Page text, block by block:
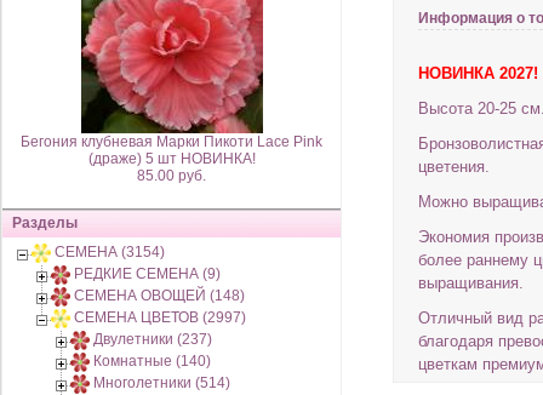
Бегония клубневая Марки Пикоти Lace Pink
(драже) 5 шт НОВИНКА!
85.00 руб.
Разделы
СЕМЕНА (3154)
РЕДКИЕ СЕМЕНА (9)
СЕМЕНА ОВОЩЕЙ (148)
СЕМЕНА ЦВЕТОВ (2997)
Двулетники (237)
Комнатные (140)
Многолетники (514)
Информация о
НОВИНКА 2027!
Высота 20-25
цветения.
Можно
Экономия
более раннему
выращивания.
Отличный вид
благодаря
цветкам